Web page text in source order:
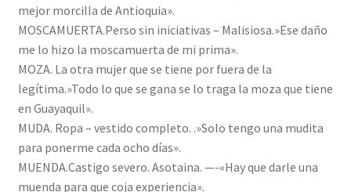
mejor morcilla de Antioquia».
MOSCAMUERTA.Perso sin iniciativas – Malisiosa.»Ese daño
me lo hizo la moscamuerta de mi prima».
MOZA. La otra mujer que se tiene por fuera de la
legítima.»Todo lo que se gana se lo traga la moza que tiene
en Guayaquil».
MUDA. Ropa – vestido completo. .»Solo tengo una mudita
para ponerme cada ocho días».
MUENDA.Castigo severo. Asotaina. —-«Hay que darle una
muenda para que coja experiencia».